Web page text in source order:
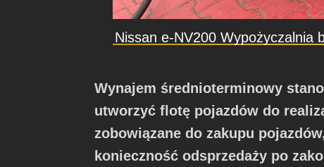
Nissan e-NV200 Wypożyczalnia
Wynajem średnioterminowy
utworzyć flotę pojazdów do
zobowiązane do zakupu
konieczność odsprzedaży po